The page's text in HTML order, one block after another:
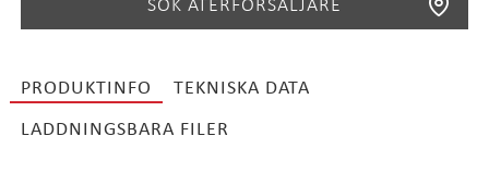
SÖK ÅTERFÖRSÄLJARE
PRODUKTINFO
TEKNISKA DATA
LADDNINGSBARA FILER